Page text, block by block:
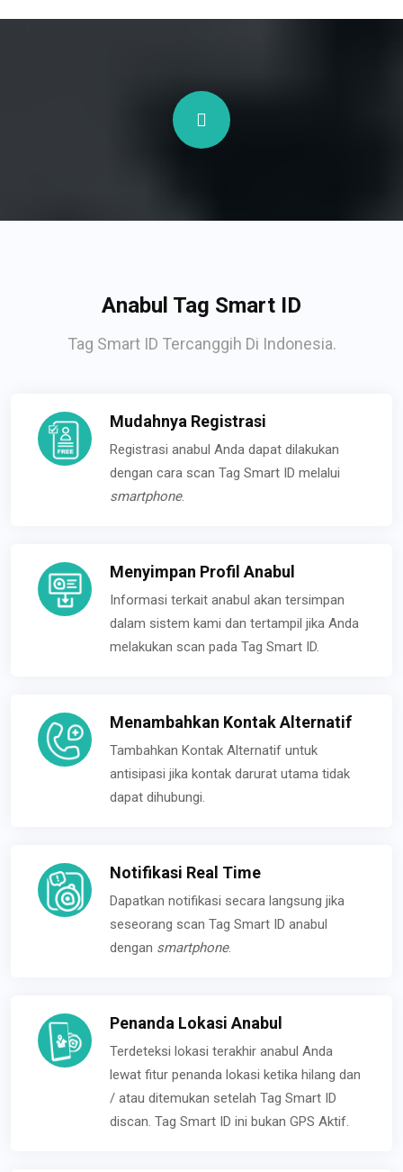
Anabul Tag Smart ID
Tag Smart ID Tercanggih Di Indonesia.
Mudahnya Registrasi
Registrasi anabul Anda dapat dilakukan
dengan cara scan Tag Smart ID melalui
smartphone.
Menyimpan Profil Anabul
Informasi terkait anabul akan tersimpan
dalam sistem kami dan tertampil jika Anda
melakukan scan pada Tag Smart ID.
Menambahkan Kontak Alternatif
Tambahkan Kontak Alternatif untuk
antisipasi jika kontak darurat utama tidak
dapat dihubungi.
Notifikasi Real Time
Dapatkan notifikasi secara langsung jika
seseorang scan Tag Smart ID anabul
dengan smartphone.
Penanda Lokasi Anabul
Terdeteksi lokasi terakhir anabul Anda
lewat fitur penanda lokasi ketika hilang dan
/ atau ditemukan setelah Tag Smart ID
discan. Tag Smart ID ini bukan GPS Aktif.